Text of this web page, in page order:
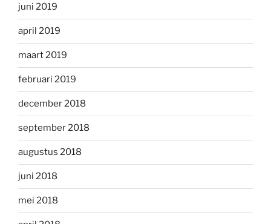
juni 2019
april 2019
maart 2019
februari 2019
december 2018
september 2018
augustus 2018
juni 2018
mei 2018